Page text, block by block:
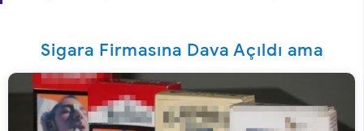
Sigara Firmasına Dava Açıldı ama